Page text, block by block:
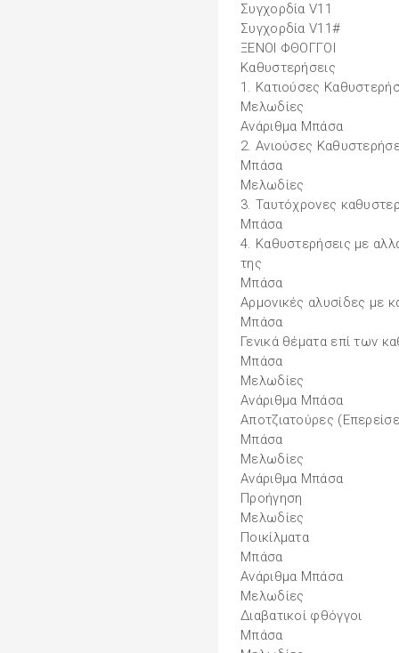
Συγχορδία V11
Συγχορδία V11#
ΞΕΝΟΙ ΦΘΟΓΓΟΙ
Καθυστερήσεις
1. Κατιούσες
Μελωδίες
Ανάριθμα Mπάσα
2. Ανιούσες
Mπάσα
Μελωδίες
3. Ταυτόχρονες
Mπάσα
4. Καθυστερήσεις με
της
Mπάσα
Αρμονικές αλυσίδες με
Mπάσα
Γενικά θέματα επί των
Mπάσα
Μελωδίες
Ανάριθμα Μπάσα
Αποτζιατούρες
Μπάσα
Μελωδίες
Ανάριθμα Μπάσα
Προήγηση
Μελωδίες
Ποικίλματα
Μπάσα
Ανάριθμα Μπάσα
Μελωδίες
Διαβατικοί φθόγγοι
Μπάσα